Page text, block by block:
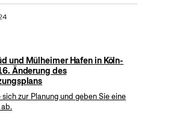
und Mülheimer Hafen in Köln-
Änderung des
zur Planung und geben Sie eine